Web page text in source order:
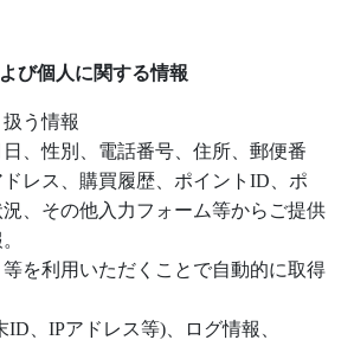
び個人に関する情報
う情報
、性別、電話番号、住所、郵便番
レス、購買履歴、ポイント ID 、ポ
、その他入力フォーム等からご提供
を利用いただくことで自動的に取得
ID IPアドレス等) 、ログ情報、